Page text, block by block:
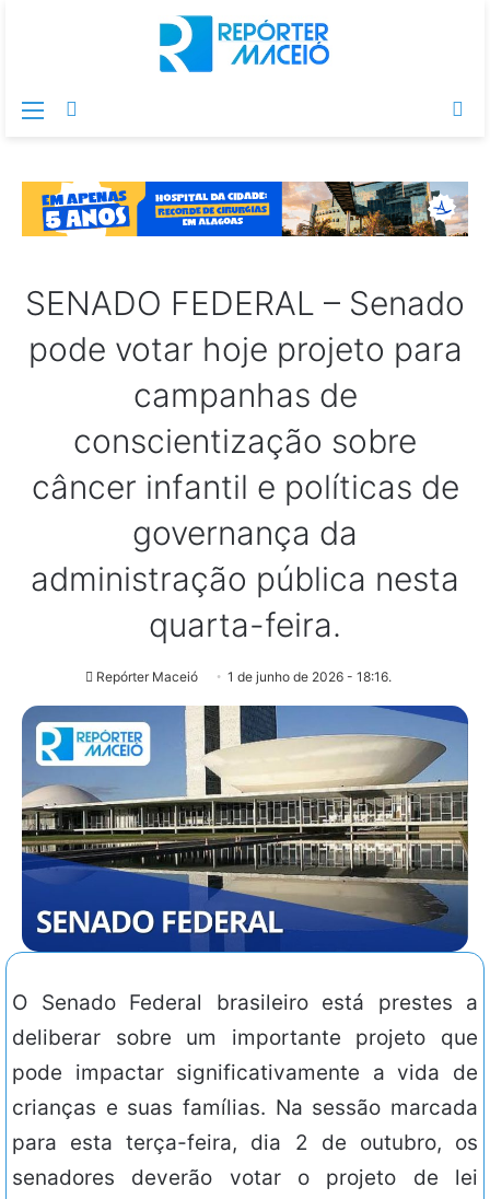
Menu
SENADO FEDERAL – Senado
pode votar hoje projeto para
campanhas de
conscientização sobre
câncer infantil e políticas de
governança da
administração pública nesta
quarta-feira.
Repórter Maceió 1 de junho de 2026 - 18:16.
O Senado Federal brasileiro está prestes a
deliberar sobre um importante projeto que
pode impactar significativamente a vida de
crianças e suas famílias. Na sessão marcada
para esta terça-feira, dia 2 de outubro, os
senadores deverão votar o projeto de lei